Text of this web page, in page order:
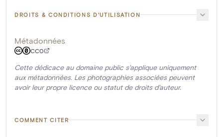
DROITS & CONDITIONS D'UTILISATION
Métadonnées
CC0
Cette dédicace au domaine public s'applique uniquement
aux métadonnées. Les photographies associées peuvent
avoir leur propre licence ou statut de droits d'auteur.
COMMENT CITER